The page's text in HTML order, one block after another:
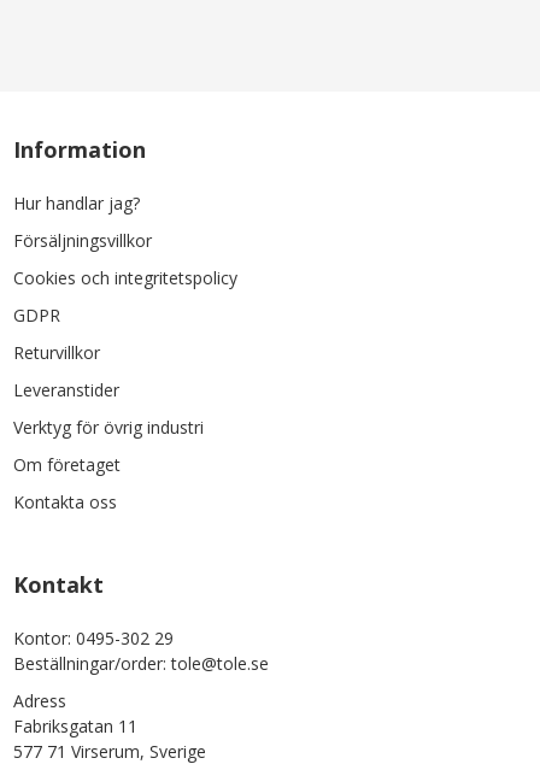
Information
Hur handlar jag?
Försäljningsvillkor
Cookies och integritetspolicy
GDPR
Returvillkor
Leveranstider
Verktyg för övrig industri
Om företaget
Kontakta oss
Kontakt
Kontor: 0495-302 29
Beställningar/order: tole@tole.se
Adress
Fabriksgatan 11
577 71 Virserum, Sverige